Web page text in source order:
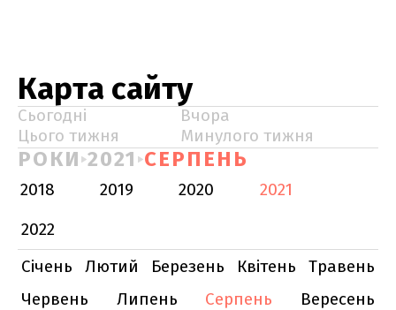
Карта сайту
Сьогодні
Вчора
Цього тижня
Минулого тижня
РОКИ 2021 СЕРПЕНЬ
2018 2019 2020
2021
2022
Січень
Лютий Березень Квітень
Травень
Червень
Липень Серпень
Вересень